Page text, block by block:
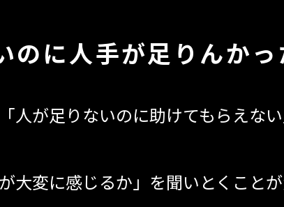
に人手が足りんかっ
人が足りないのに助けてもらえな
大変に感じるか」を聞いとくことが